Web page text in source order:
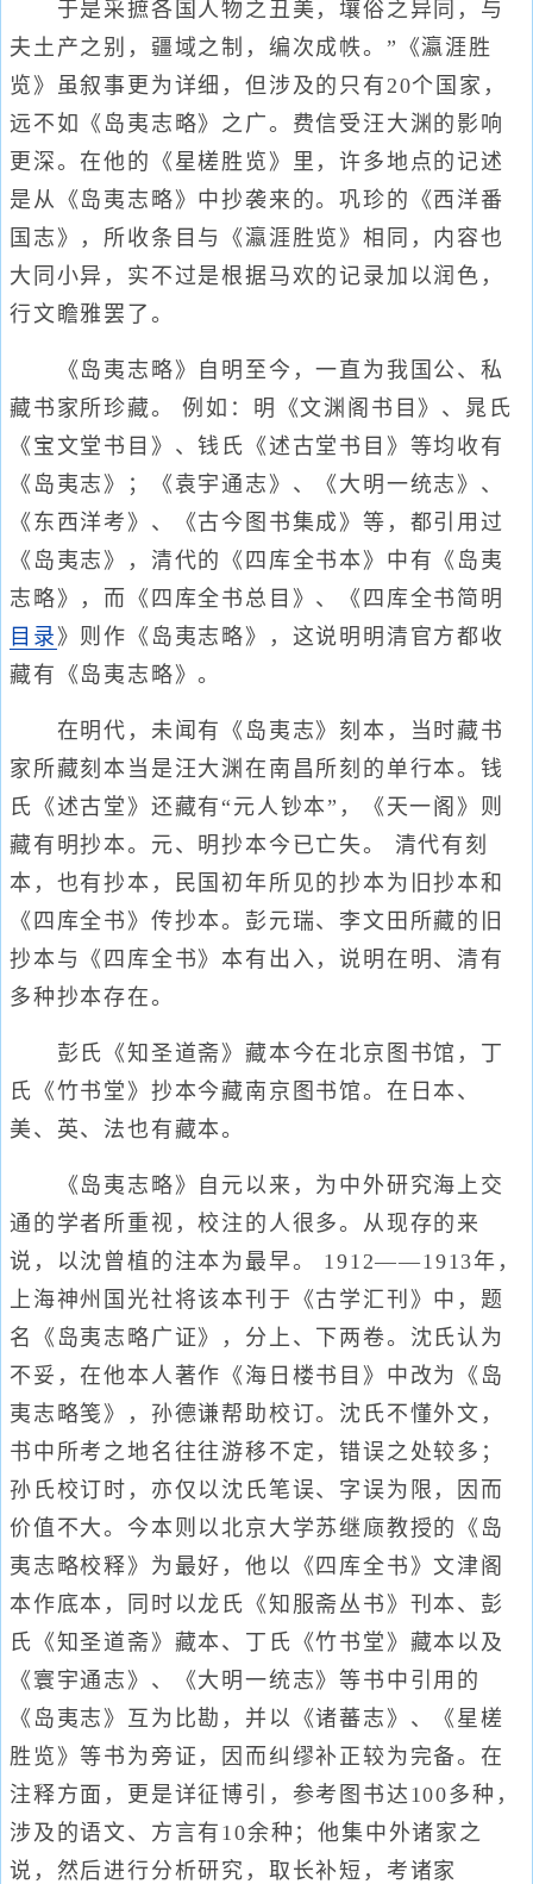
于是采摭各国人物之丑美，壤俗之异同，与
夫土产之别，疆域之制，编次成帙。”《瀛涯胜
览》虽叙事更为详细，但涉及的只有20个国家，
远不如《岛夷志略》之广。费信受汪大渊的影响
更深。在他的《星槎胜览》里，许多地点的记述
是从《岛夷志略》中抄袭来的。巩珍的《西洋番
国志》，所收条目与《瀛涯胜览》相同，内容也
大同小异，实不过是根据马欢的记录加以润色，
行文瞻雅罢了。
《岛夷志略》自明至今，一直为我国公、私
藏书家所珍藏。 例如：明《文渊阁书目》、晁氏
《宝文堂书目》、钱氏《述古堂书目》等均收有
《岛夷志》；《袁宇通志》、《大明一统志》、
《东西洋考》、《古今图书集成》等，都引用过
《岛夷志》，清代的《四库全书本》中有《岛夷
志略》，而《四库全书总目》、《四库全书简明
目录 》则作《岛夷志略》，这说明明清官方都收
藏有《岛夷志略》。
在明代，未闻有《岛夷志》刻本，当时藏书
家所藏刻本当是汪大渊在南昌所刻的单行本。钱
氏《述古堂》还藏有“元人钞本”，《天一阁》则
藏有明抄本。元、明抄本今已亡失。 清代有刻
本，也有抄本，民国初年所见的抄本为旧抄本和
《四库全书》传抄本。彭元瑞、李文田所藏的旧
抄本与《四库全书》本有出入，说明在明、清有
多种抄本存在。
彭氏《知圣道斋》藏本今在北京图书馆，丁
氏《竹书堂》抄本今藏南京图书馆。在日本、
美、英、法也有藏本。
《岛夷志略》自元以来，为中外研究海上交
通的学者所重视，校注的人很多。从现存的来
说，以沈曾植的注本为最早。 1912——1913年，
上海神州国光社将该本刊于《古学汇刊》中，题
名《岛夷志略广证》，分上、下两卷。沈氏认为
不妥，在他本人著作《海日楼书目》中改为《岛
夷志略笺》，孙德谦帮助校订。沈氏不懂外文，
书中所考之地名往往游移不定，错误之处较多；
孙氏校订时，亦仅以沈氏笔误、字误为限，因而
价值不大。今本则以北京大学苏继庼教授的《岛
夷志略校释》为最好，他以《四库全书》文津阁
本作底本，同时以龙氏《知服斋丛书》刊本、彭
氏《知圣道斋》藏本、丁氏《竹书堂》藏本以及
《寰宇通志》、《大明一统志》等书中引用的
《岛夷志》互为比勘，并以《诸蕃志》、《星槎
胜览》等书为旁证，因而纠缪补正较为完备。在
注释方面，更是详征博引，参考图书达100多种，
涉及的语文、方言有10余种；他集中外诸家之
说，然后进行分析研究，取长补短，考诸家